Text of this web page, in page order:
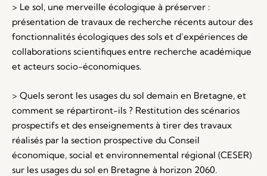
> Le sol, une merveille écologique à préserver :
présentation de travaux de recherche récents autour des
fonctionnalités écologiques des sols et d’expériences de
collaborations scientifiques entre recherche académique
et acteurs socio-économiques.
> Quels seront les usages du sol demain en Bretagne, et
comment se répartiront-ils ? Restitution des scénarios
prospectifs et des enseignements à tirer des travaux
réalisés par la section prospective du Conseil
économique, social et environnemental régional (CESER)
sur les usages du sol en Bretagne à horizon 2060.